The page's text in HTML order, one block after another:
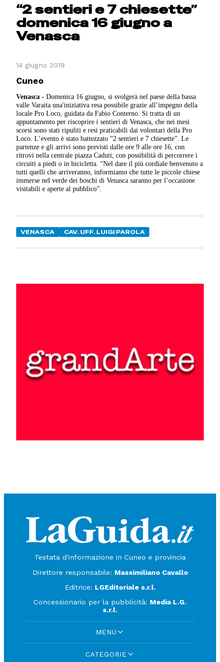
“2 sentieri e 7 chiesette”
domenica 16 giugno a
Venasca
14 giugno 2019
Cuneo
Venasca - Domenica 16 giugno, si svolgerà nel paese della bassa
valle Varaita una'iniziativa resa possibile grazie all’impegno della
locale Pro Loco, guidata da Fabio Conterno. Si tratta di un
appuntamento per riscoprire i sentieri di Venasca, che nei mesi
scorsi sono stati ripuliti e resi praticabili dai volontari della Pro
Loco. L’evento è stato battezzato “2 sentieri e 7 chiesette”. Le
partenze e gli arrivi sono previsti dalle ore 9 alle ore 16, con
ritrovi nella centrale piazza Caduti, con possibilità di percorrere i
circuiti a piedi o in bicicletta. “Nel dare il più cordiale benvenuto a
tutti quelli che arriveranno, informiamo che tutte le piccole chiese
immerse nel verde dei boschi di Venasca saranno per l’occasione
visitabili e aperte al pubblico”.
VENASCA CAV. UFF. LUIGI PAROLA
Testata d'informazione in Cuneo e provincia
Direttore responsabile: Massimiliano Cavallo
Editrice: LGEditoriale s.r.l.
Concessionario per la pubblicità: Media L.G.
s.r.l.
MENU
CATEGORIE